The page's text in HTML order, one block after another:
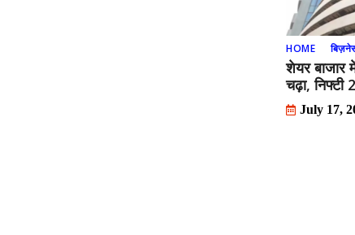
HOME
शेयर
चढ़ा, निफ्टी
July 17,